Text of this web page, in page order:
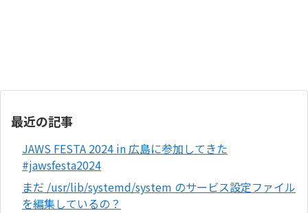
最近の記事
JAWS FESTA 2024 in 広島に参加してきた
#jawsfesta2024
まだ /usr/lib/systemd/system のサービス設定ファイル
を編集しているの？